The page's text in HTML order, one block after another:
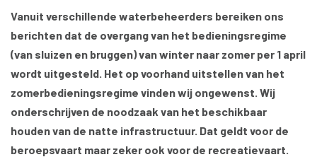
Vanuit verschillende waterbeheerders bereiken ons
berichten dat de overgang van het bedieningsregime
(van sluizen en bruggen) van winter naar zomer per 1 april
wordt uitgesteld. Het op voorhand uitstellen van het
zomerbedieningsregime vinden wij ongewenst. Wij
onderschrijven de noodzaak van het beschikbaar
houden van de natte infrastructuur. Dat geldt voor de
beroepsvaart maar zeker ook voor de recreatievaart.